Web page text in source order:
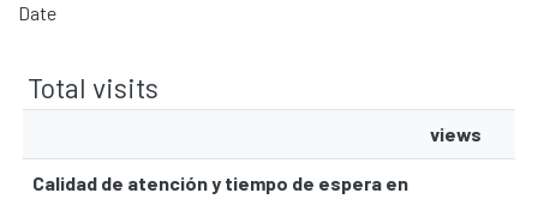
Date
Total visits
views
Calidad de atención y tiempo de espera en